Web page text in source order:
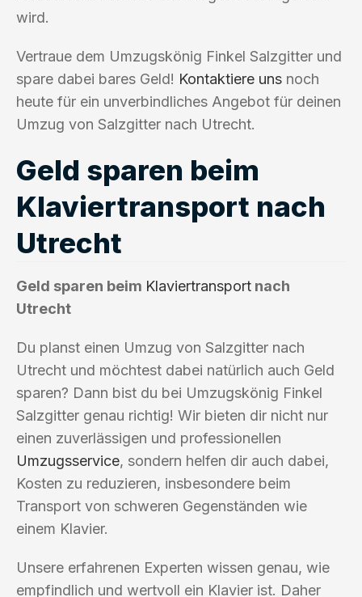
wird.
Vertraue dem Umzugskönig Finkel Salzgitter und
spare dabei bares Geld! Kontaktiere uns noch
heute für ein unverbindliches Angebot für deinen
Umzug von Salzgitter nach Utrecht.
Geld sparen beim
Klaviertransport nach
Utrecht
Geld sparen beim Klaviertransport nach
Utrecht
Du planst einen Umzug von Salzgitter nach
Utrecht und möchtest dabei natürlich auch Geld
sparen? Dann bist du bei Umzugskönig Finkel
Salzgitter genau richtig! Wir bieten dir nicht nur
einen zuverlässigen und professionellen
Umzugsservice, sondern helfen dir auch dabei,
Kosten zu reduzieren, insbesondere beim
Transport von schweren Gegenständen wie
einem Klavier.
Unsere erfahrenen Experten wissen genau, wie
empfindlich und wertvoll ein Klavier ist. Daher